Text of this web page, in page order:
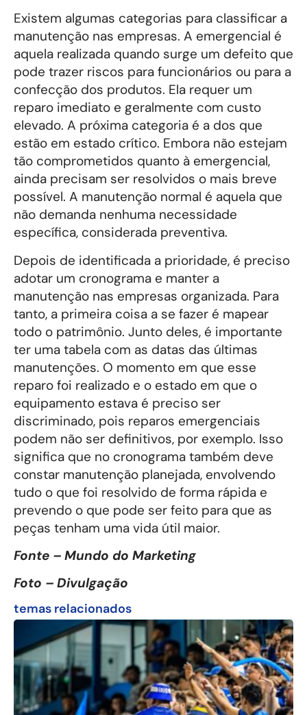
Existem algumas categorias para classificar a
manutenção nas empresas. A emergencial é
aquela realizada quando surge um defeito que
pode trazer riscos para funcionários ou para a
confecção dos produtos. Ela requer um
reparo imediato e geralmente com custo
elevado. A próxima categoria é a dos que
estão em estado crítico. Embora não estejam
tão comprometidos quanto à emergencial,
ainda precisam ser resolvidos o mais breve
possível. A manutenção normal é aquela que
não demanda nenhuma necessidade
específica, considerada preventiva.
Depois de identificada a prioridade, é preciso
adotar um cronograma e manter a
manutenção nas empresas organizada. Para
tanto, a primeira coisa a se fazer é mapear
todo o patrimônio. Junto deles, é importante
ter uma tabela com as datas das últimas
manutenções. O momento em que esse
reparo foi realizado e o estado em que o
equipamento estava é preciso ser
discriminado, pois reparos emergenciais
podem não ser definitivos, por exemplo. Isso
significa que no cronograma também deve
constar manutenção planejada, envolvendo
tudo o que foi resolvido de forma rápida e
prevendo o que pode ser feito para que as
peças tenham uma vida útil maior.
Fonte – Mundo do Marketing
Foto – Divulgação
temas relacionados